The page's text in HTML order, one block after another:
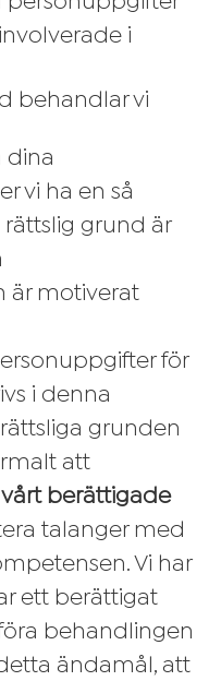
i
behandlar vi
dina
vi ha en så
rättslig grund är
är motiverat
för
i denna
grunden
att
berättigade
talanger med
Vi har
ett berättigat
behandlingen
ändamål, att